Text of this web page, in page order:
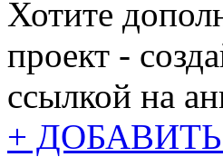
Хотите
проект -
ссылкой на
+